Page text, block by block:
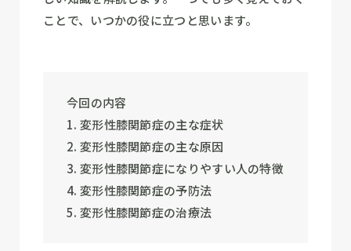
ことで、いつかの役に立つと思います。
今回の内容
1. 変形性膝関節症の主な症状
2. 変形性膝関節症の主な原因
3. 変形性膝関節症になりやすい人の特徴
4. 変形性膝関節症の予防法
5. 変形性膝関節症の治療法